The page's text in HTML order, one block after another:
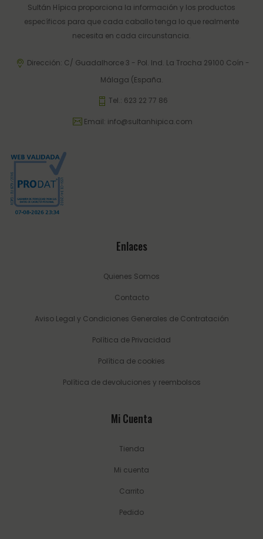
Sultán Hípica proporciona la información y los productos
específicos para que cada caballo tenga lo que realmente
necesita en cada circunstancia.
Dirección: C/ Guadalhorce 3 - Pol. Ind. La Trocha 29100 Coín -
Málaga (España.
Tel.: 623 22 77 86
Email: info@sultanhipica.com
Enlaces
Quienes Somos
Contacto
Aviso Legal y Condiciones Generales de Contratación
Política de Privacidad
Política de cookies
Política de devoluciones y reembolsos
Mi Cuenta
Tienda
Mi cuenta
Carrito
Pedido